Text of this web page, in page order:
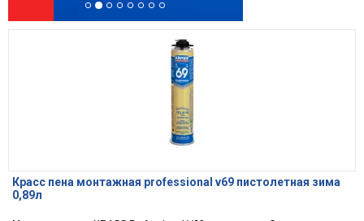
Красс пена монтажная professional v69 пистолетная зима
0,89л